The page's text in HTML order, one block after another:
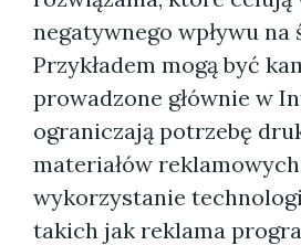
negatywnego wpływu na
Przykładem mogą być
prowadzone głównie w
ograniczają potrzebę
materiałów
wykorzystanie
takich jak reklama